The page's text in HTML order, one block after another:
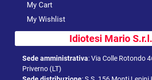
My Cart
My Wishlist
Idiotesi Mario S.r.l.
Sede amministrativa:Via Colle Rotondo
Priverno (LT)